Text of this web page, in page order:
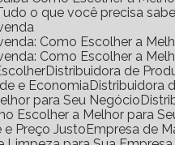
o que você precisa
Como Escolher a
Como Escolher a
Distribuidora de
e Economia
para Seu Negócio
Escolher a Melhor para
e Preço Justo
Empresa de